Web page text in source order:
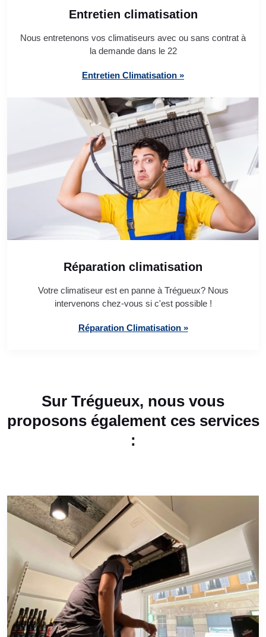
Entretien climatisation
Nous entretenons vos climatiseurs avec ou sans contrat à
la demande dans le 22
Entretien Climatisation »
Réparation climatisation
Votre climatiseur est en panne à Trégueux? Nous
intervenons chez-vous si c'est possible !
Réparation Climatisation »
Sur Trégueux, nous vous
proposons également ces services
: